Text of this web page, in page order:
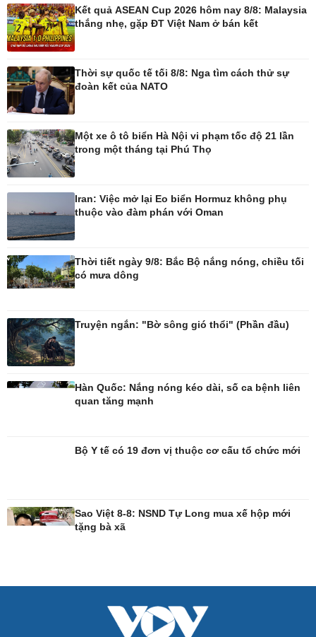
Ô tô - Xe máy
Xe máy
Tư vấn
Doanh nghiệp 24h
Doanh nhân
Công nghệ
Tin Công nghệ
Trải nghiệm
Chuyển đổi số
Cây thuốc
Làm đẹp - giảm cân
Blog
Âm nhạc
Kết quả ASEAN Cup 2026 hôm nay 8/8: Malaysia
thắng nhẹ, gặp ĐT Việt Nam ở bán kết
Thời sự quốc tế tối 8/8: Nga tìm cách thử sự
đoàn kết của NATO
Một xe ô tô biển Hà Nội vi phạm tốc độ 21 lần
trong một tháng tại Phú Thọ
Iran: Việc mở lại Eo biển Hormuz không phụ
thuộc vào đàm phán với Oman
Thời tiết ngày 9/8: Bắc Bộ nắng nóng, chiều tối
có mưa dông
Truyện ngắn: "Bờ sông gió thổi" (Phần đầu)
Hàn Quốc: Nắng nóng kéo dài, số ca bệnh liên
quan tăng mạnh
Bộ Y tế có 19 đơn vị thuộc cơ cấu tổ chức mới
Sao Việt 8-8: NSND Tự Long mua xế hộp mới
tặng bà xã